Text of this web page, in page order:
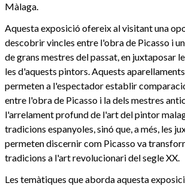
Màlaga.
Aquesta exposició ofereix al visitant una
descobrir vincles entre l'obra de Picasso i
de grans mestres del passat, en juxtaposar
les d'aquests pintors. Aquests
permeten a l'espectador establir
entre l'obra de Picasso i la dels mestres
l'arrelament profund de l'art del pintor
tradicions espanyoles, sinó que, a més, les
permeten discernir com Picasso va
tradicions a l'art revolucionari del segle XX.
Les temàtiques que aborda aquesta